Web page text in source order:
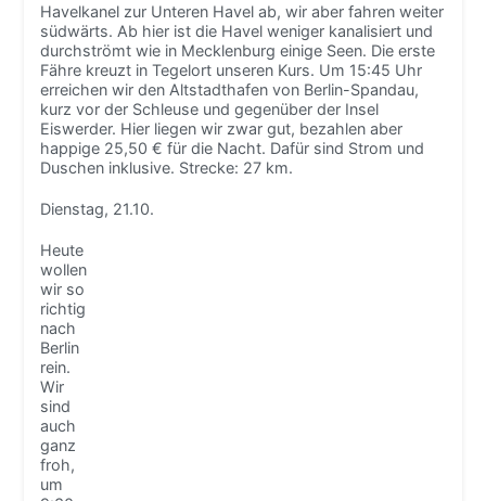
Havelkanel zur Unteren Havel ab, wir aber fahren weiter
südwärts. Ab hier ist die Havel weniger kanalisiert und
durchströmt wie in Mecklenburg einige Seen. Die erste
Fähre kreuzt in Tegelort unseren Kurs. Um 15:45 Uhr
erreichen wir den Altstadthafen von Berlin-Spandau,
kurz vor der Schleuse und gegenüber der Insel
Eiswerder. Hier liegen wir zwar gut, bezahlen aber
happige 25,50 € für die Nacht. Dafür sind Strom und
Duschen inklusive. Strecke: 27 km.
Dienstag, 21.10.
Heute
wollen
wir so
richtig
nach
Berlin
rein.
Wir
sind
auch
ganz
froh,
um